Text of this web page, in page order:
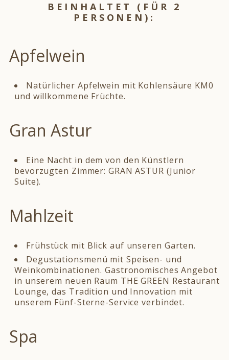
BEINHALTET (FÜR 2
PERSONEN):
Apfelwein
Natürlicher Apfelwein mit Kohlensäure KM0
und willkommene Früchte.
Gran Astur
Eine Nacht in dem von den Künstlern
bevorzugten Zimmer: GRAN ASTUR (Junior
Suite).
Mahlzeit
Frühstück mit Blick auf unseren Garten.
Degustationsmenü mit Speisen- und
Weinkombinationen. Gastronomisches Angebot
in unserem neuen Raum THE GREEN Restaurant
Lounge, das Tradition und Innovation mit
unserem Fünf-Sterne-Service verbindet.
Spa